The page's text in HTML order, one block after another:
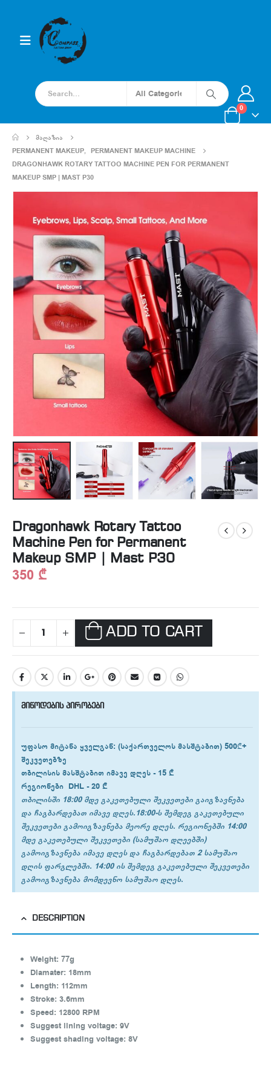
0
ᲛᲐᲦᲐᲖᲘᲐ
PERMANENT MAKEUP, PERMANENT MAKEUP MACHINE
DRAGONHAWK ROTARY TATTOO MACHINE PEN FOR PERMANENT
MAKEUP SMP | MAST P30
Dragonhawk Rotary Tattoo
Machine Pen for Permanent
Makeup SMP | Mast P30
350 ₾
ADD TO CART
მიწოდების პირობები
უფასო მიტანა ყველგან: (საქართველოს მასშტაბით) 500₾+
შეკვეთებზე
თბილისის მასშტაბით იმავე დღეს -15 ₾
რეგიონები DHL -20 ₾
თბილისში 18:00 მდე გაკეთებული შეკვეთები გაიგზავნება
და ჩაგბარდებათ იმავე დღეს.18:00-ს შემდეგ გაკეთებული
შეკვეთები გამოიგზავნება მეორე დღეს. რეგიონებში 14:00
მდე გაკეთებული შეკვეთები (სამუშაო დღეებში)
გამოიგზავნება იმავე დღეს და ჩაგბარდებათ 2 სამუშაო
დღის ფარგლებში. 14:00 ის შემდეგ გაკეთებული შეკვეთები
გამოიგზავნება მომდევნო სამუშაო დღეს.
DESCRIPTION
Weight: 77g
Diamater: 18mm
Length: 112mm
Stroke: 3.6mm
Speed: 12800 RPM
Suggest lining voltage: 9V
Suggest shading voltage: 8V